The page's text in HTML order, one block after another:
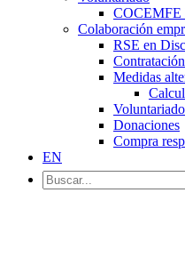
COCEMFE
Colaboración
RSE en
Medidas
Donaciones
Compra
EN